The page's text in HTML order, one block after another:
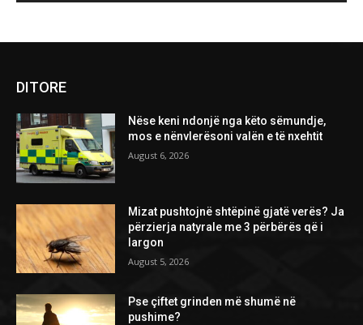
DITORE
Nëse keni ndonjë nga këto sëmundje,
mos e nënvlerësoni valën e të nxehtit
August 6, 2026
Mizat pushtojnë shtëpinë gjatë verës? Ja
përzierja natyrale me 3 përbërës që i
largon
August 5, 2026
Pse çiftet grinden më shumë në
pushime?